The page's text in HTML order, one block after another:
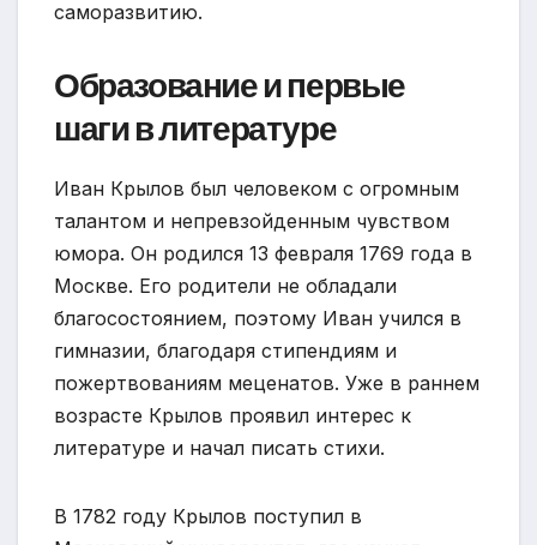
саморазвитию.
Образование и первые
шаги в литературе
Иван Крылов был человеком с огромным
талантом и непревзойденным чувством
юмора. Он родился 13 февраля 1769 года в
Москве. Его родители не обладали
благосостоянием, поэтому Иван учился в
гимназии, благодаря стипендиям и
пожертвованиям меценатов. Уже в раннем
возрасте Крылов проявил интерес к
литературе и начал писать стихи.
В 1782 году Крылов поступил в